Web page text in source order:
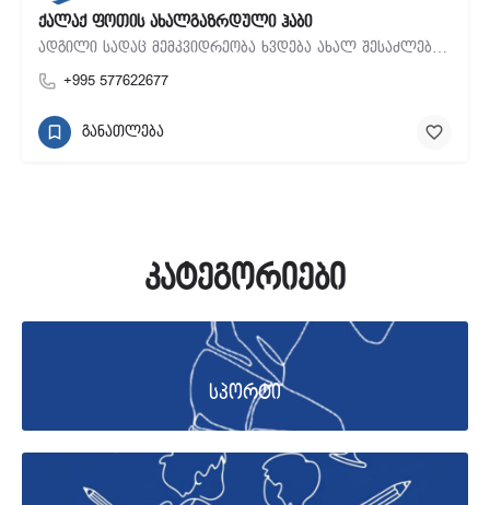
ქალაქ ფოთის ახალგაზრდული ჰაბი
ადგილი სადაც მემკვიდრეობა ხვდება ახალ შესაძლებლობებს
+995 577622677
განათლება
კატეგორიები
სპორტი